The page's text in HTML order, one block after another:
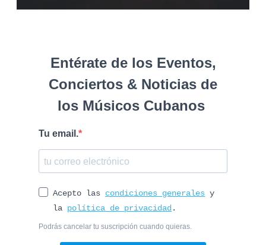
Entérate de los Eventos,
Conciertos & Noticias de
los Músicos Cubanos
Tu email.
Acepto las condiciones generales y
la política de privacidad.
Podrás cancelar tu suscripción cuando quieras.